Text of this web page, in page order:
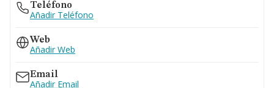
Teléfono
Añadir Teléfono
Web
Añadir Web
Email
Añadir Email